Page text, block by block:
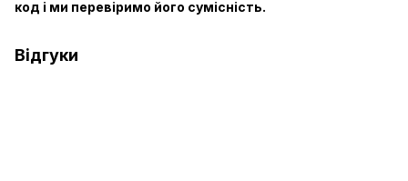
код і ми перевіримо його сумісність.
Відгуки